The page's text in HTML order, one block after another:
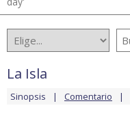
La Isla
Sinopsis Comentario